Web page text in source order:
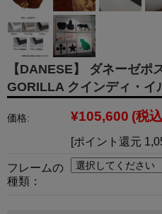
【DANESE】 ダネーゼポ
GORILLA クインディ・イ
価格: ¥105,600 (税
[ポイント還元
フレームの
種類：